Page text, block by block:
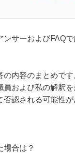
ンサーおよびFAQ
の内容のまとめで
員および私の解釈
認される可能性が
合は？